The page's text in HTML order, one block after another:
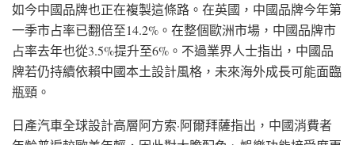
如今中國品牌也正在複製這條路。在英國 ，中國品牌今年第
一季市占率已翻倍至14.2%。在整個歐洲市場，中國品牌市
占率去年也從3.5%提升至6%。不過業界人士指出，中國品
牌若仍持續依賴中國本土設計風格，未來海外成長可能面臨
瓶頸。
日產汽車全球設計高層阿方索·阿爾拜薩指出，中國消費者